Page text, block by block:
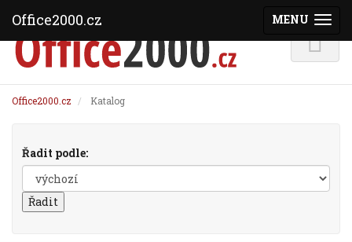
Office2000.cz Katalog
Řadit podle:
MENU
Office2000.cz